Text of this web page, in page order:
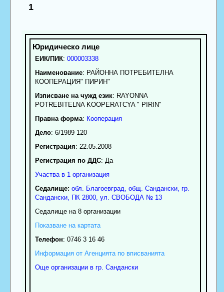
1
ЕИК/ПИК: 000003338
Наименование: РАЙОННА ПОТРЕБИТЕЛНА
КООПЕРАЦИЯ" ПИРИН"
Изписване на чужд език: RAYONNA
POTREBITELNA KOOPERATCYA " PIRIN"
Правна форма: Кооперация
Дело: 6/1989 120
Регистрация: 22.05.2008
Регистрация по ДДС: Да
Участва в 1 организация
Седалище: обл. Благоевград общ. Сандански, гр.
Сандански, ПК 2800, ул. СВОБОДА № 13
Седалище на 8 организации
Показване на картата
Телефон: 0746 3 16 46
Информация от Агенцията по вписванията
Още организации в гр. Сандански